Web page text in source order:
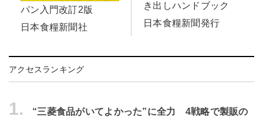
パン入門改訂2版
日本食糧新聞社
き出しハンドブック
日本食糧新聞発行
アクセスランキング
1.
“三菱食品がいてよかった”に全力 4戦略で製販の